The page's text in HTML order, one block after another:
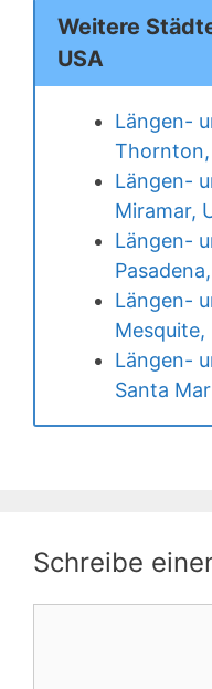
Weitere
USA
Längen-
Thornton,
Längen-
Miramar,
Längen-
Längen-
Mesquite,
Längen-
Santa
Schreibe